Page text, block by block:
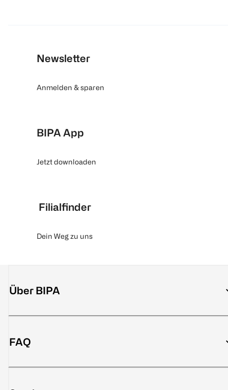
Newsletter
Anmelden & sparen
BIPA App
Jetzt downloaden
Filialfinder
Dein Weg zu uns
Über BIPA
FAQ